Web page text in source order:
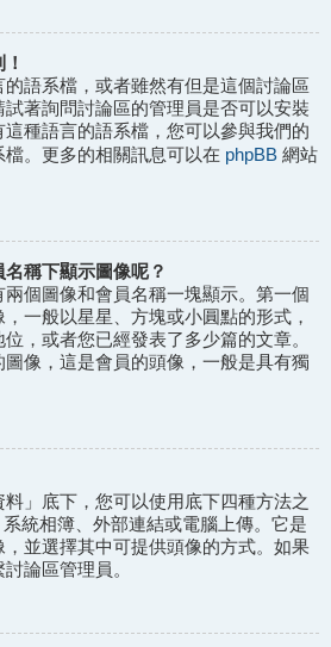
語系檔，或者雖然有但是這個討論區
著詢問討論區的管理員是否可以安裝
種語言的語系檔，您可以參與我們的
。更多的相關訊息可以在 phpBB 網站
稱下顯示圖像呢？
個圖像和會員名稱一塊顯示。第一個
一般以星星、方塊或小圓點的形式，
，或者您已經發表了多少篇的文章。
像，這是會員的頭像，一般是具有獨
」底下，您可以使用底下四種方法之
統相簿、外部連結或電腦上傳。它是
並選擇其中可提供頭像的方式。如果
論區管理員。